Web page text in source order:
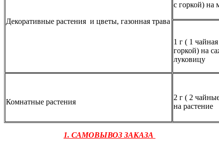
Декоративные растения и цветы, газонная трава
с горкой) на
1 г ( 1
горкой) на
луковицу
Комнатные растения
2 г ( 2
на растение
1. САМОВЫВОЗ ЗАКАЗА